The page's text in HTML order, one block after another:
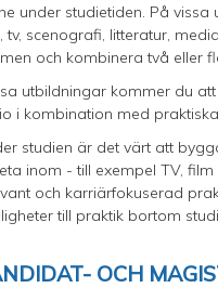
under studietiden. På
tv, scenografi, litteratur,
och kombinera två eller
utbildningar kommer du
i kombination med
studien är det värt att
inom - till exempel TV,
och karriärfokuserad
till praktik bortom
OCH